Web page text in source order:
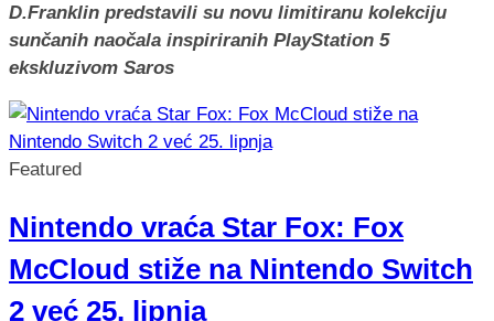
D.Franklin predstavili su novu limitiranu kolekciju
sunčanih naočala inspiriranih PlayStation 5
ekskluzivom Saros
Featured
Nintendo vraća Star Fox: Fox
McCloud stiže na Nintendo Switch
2 već 25. lipnja